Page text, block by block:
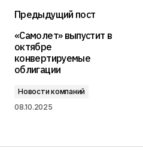
Предыдущий пост
«Самолет» выпустит в
октябре
конвертируемые
облигации
Новости компаний
08.10.2025